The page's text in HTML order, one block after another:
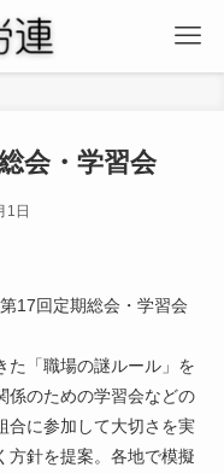
会・学習会
1日
17回定期総会・学習会
「職場の謎ルール」を
係のための学習会などの
合に参加して大切さを実
方針を提案。各地で模擬